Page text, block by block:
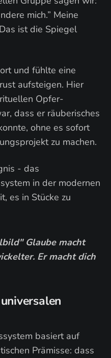
mich.” Meine
ist die Spiegel
und fühlte eine
aufsteigen. Hier
Opfer-
dass er räuberisches
ohne es sofort
zu machen.
- das
in der modernen
es in Stücke zu
Glaube macht
Er macht dich
basiert auf
Prämisse: dass